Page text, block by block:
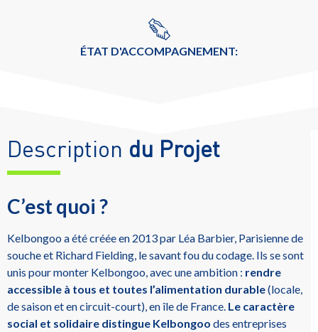
ÉTAT D'ACCOMPAGNEMENT:
Description du Projet
C’est quoi ?
Kelbongoo a été créée en 2013 par Léa Barbier, Parisienne de
souche et Richard Fielding, le savant fou du codage. Ils se sont
unis pour monter Kelbongoo, avec une ambition : rendre
accessible à tous et toutes l’alimentation durable(locale,
de saison et en circuit-court), en île de France. Le caractère
social et solidaire distingue Kelbongoo des entreprises